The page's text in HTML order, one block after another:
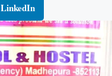
LinkedIn